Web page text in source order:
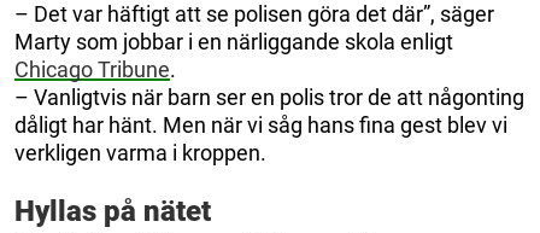
– Det var häftigt att se polisen göra det där”, säger
Marty som jobbar i en närliggande skola enligt
Chicago Tribune.
– Vanligtvis när barn ser en polis tror de att någonting
dåligt har hänt. Men när vi såg hans fina gest blev vi
verkligen varma i kroppen.
Hyllas på nätet